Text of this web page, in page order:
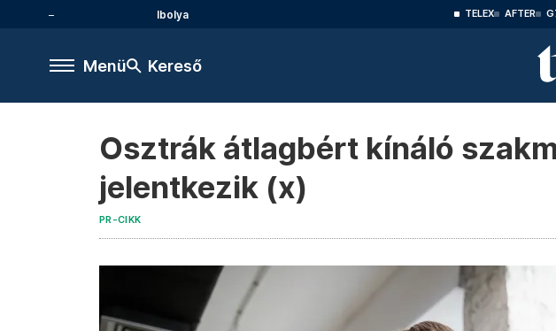
Ibolya TELEX AFTER
Menü Kereső
Osztrák átlagbért kínáló
jelentkezik (x)
PR-CIKK